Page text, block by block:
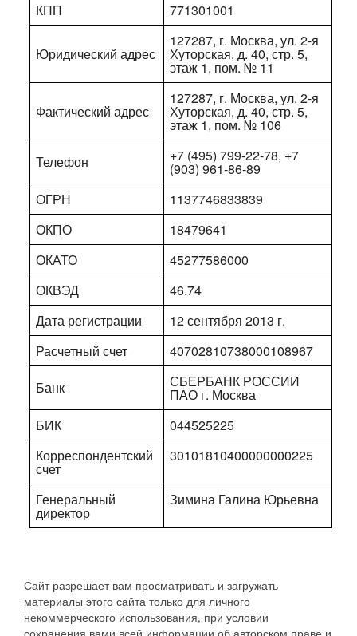
КПП
771301001
Юридический адрес
127287, г. Москва, ул. 2-я
Хуторская, д. 40, стр. 5,
этаж 1, пом. № 11
Фактический адрес
127287, г. Москва, ул. 2-я
Хуторская, д. 40, стр. 5,
этаж 1, пом. № 106
Телефон
+7 (495) 799-22-78, +7
(903) 961-86-89
ОГРН
1137746833839
ОКПО
18479641
ОКАТО
45277586000
ОКВЭД
46.74
Дата регистрации
12 сентября 2013 г.
Расчетный счет
40702810738000108967
Банк
СБЕРБАНК РОССИИ
ПАО г. Москва
БИК
044525225
Корреспондентский
счет
30101810400000000225
Генеральный
директор
Зимина Галина Юрьевна
Сайт разрешает вам просматривать и загружать
материалы этого сайта только для личного
некоммерческого использования, при условии
сохранения вами всей информации об авторском праве и